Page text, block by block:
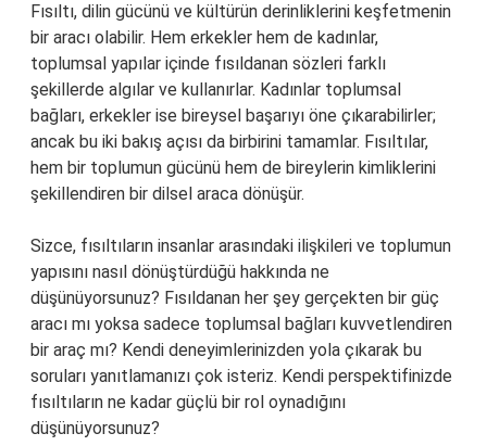
Fısıltı, dilin gücünü ve kültürün derinliklerini keşfetmenin
bir aracı olabilir. Hem erkekler hem de kadınlar,
toplumsal yapılar içinde fısıldanan sözleri farklı
şekillerde algılar ve kullanırlar. Kadınlar toplumsal
bağları, erkekler ise bireysel başarıyı öne çıkarabilirler;
ancak bu iki bakış açısı da birbirini tamamlar. Fısıltılar,
hem bir toplumun gücünü hem de bireylerin kimliklerini
şekillendiren bir dilsel araca dönüşür.
Sizce, fısıltıların insanlar arasındaki ilişkileri ve toplumun
yapısını nasıl dönüştürdüğü hakkında ne
düşünüyorsunuz? Fısıldanan her şey gerçekten bir güç
aracı mı yoksa sadece toplumsal bağları kuvvetlendiren
bir araç mı? Kendi deneyimlerinizden yola çıkarak bu
soruları yanıtlamanızı çok isteriz. Kendi perspektifinizde
fısıltıların ne kadar güçlü bir rol oynadığını
düşünüyorsunuz?